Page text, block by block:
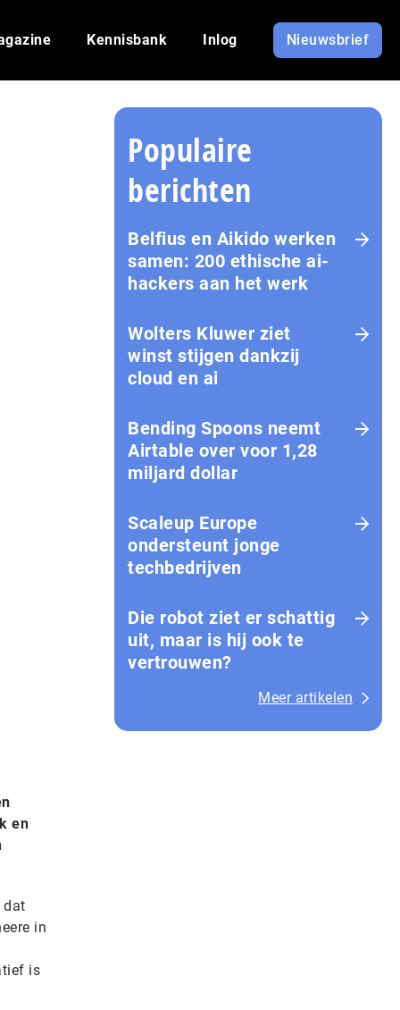
Kennisbank Inlog Nieuwsbrief
en
dat
in
is
Populaire
berichten
Belfius en Aikido werken
samen: 200 ethische ai-
hackers aan het werk
Wolters Kluwer ziet
winst stijgen dankzij
cloud en ai
Bending Spoons neemt
Airtable over voor 1,28
miljard dollar
Scaleup Europe
ondersteunt jonge
techbedrijven
Die robot ziet er schattig
uit, maar is hij ook te
vertrouwen?
Meer artikelen